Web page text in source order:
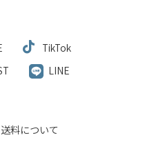
TikTok
LINE
料について